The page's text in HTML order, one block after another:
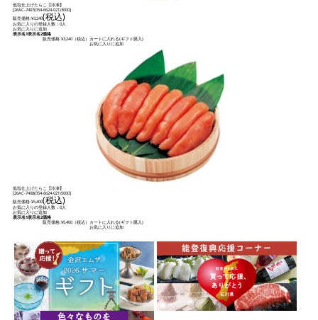
低塩仕上げたらこ【冷凍】
[26AC-7407(054-6624-021)3000]
販売価格:¥3,240(税込)
お気に入りの登録人数：0人
お気に入りに追加
表示名1表示名2価格
販売価格:¥3,240（税込） カートに入れる(ギフト購入)
お気に入りに追加
低塩仕上げたらこ【冷凍】
[26AC-7408(054-6624-021)5000]
販売価格:¥5,400(税込)
お気に入りの登録人数：0人
お気に入りに追加
表示名1表示名2価格
販売価格:¥5,400（税込） カートに入れる(ギフト購入)
お気に入りに追加